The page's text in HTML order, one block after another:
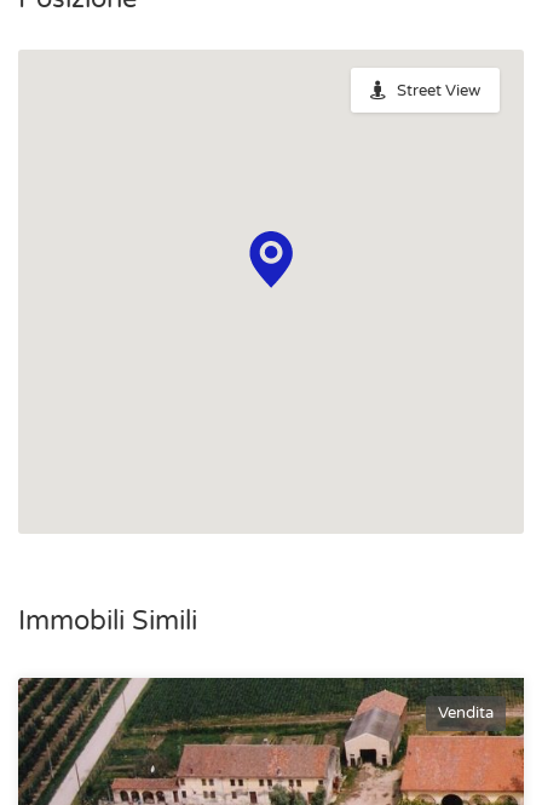
Street View
Immobili Simili
Vendita